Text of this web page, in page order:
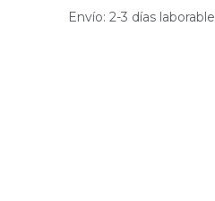
Envío: 2-3 días